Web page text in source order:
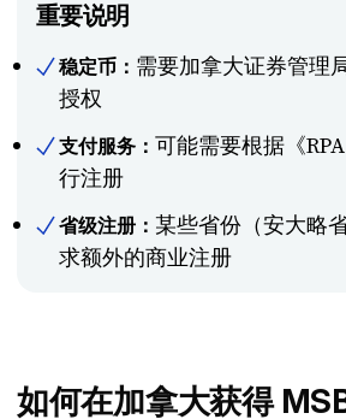
重要说明
稳定币： 需要加拿大证券管理
授权
支付服务： 可能需要根据《
行注册
省级注册： 某些省份（安大略
求额外的商业注册
如何在加拿大获得